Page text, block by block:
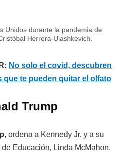
Unidos durante la pandemia de
Herrera-Ulashkevich.
No solo el covid, descubren
que te pueden quitar el olfato
Trump
, ordena a Kennedy Jr. y a su
Educación, Linda McMahon,